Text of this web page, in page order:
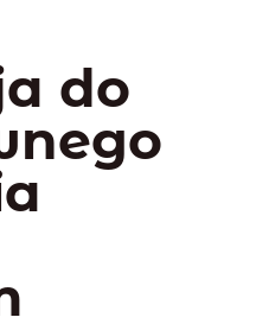
do